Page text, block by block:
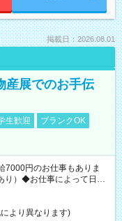
掲載日：2026.08.01
産展でのお手伝
生歓迎
ブランクOK
円のお仕事もありま
）◆お仕事によって日給
より異なります)